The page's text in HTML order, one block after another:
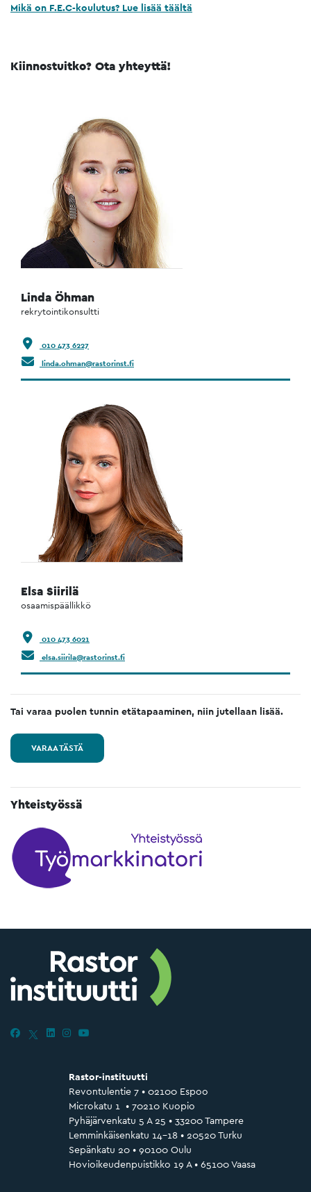
Mikä on F.E.C-koulutus? Lue lisää täältä
Kiinnostuitko? Ota yhteyttä!
Linda Öhman
rekrytointikonsultti
010 473 6227
linda.ohman@rastorinst.fi
Elsa Siirilä
osaamispäällikkö
010 473 6021
elsa.siirila@rastorinst.fi
Tai varaa puolen tunnin etätapaaminen, niin jutellaan lisää.
VARAA TÄSTÄ
Yhteistyössä
Rastor-instituutti
Revontulentie 7 • 02100 Espoo
Microkatu 1 • 70210 Kuopio
Pyhäjärvenkatu 5 A 25 • 33200 Tampere
Lemminkäisenkatu 14–18 • 20520 Turku
Sepänkatu 20 • 90100 Oulu
Hovioikeudenpuistikko 19 A • 65100 Vaasa